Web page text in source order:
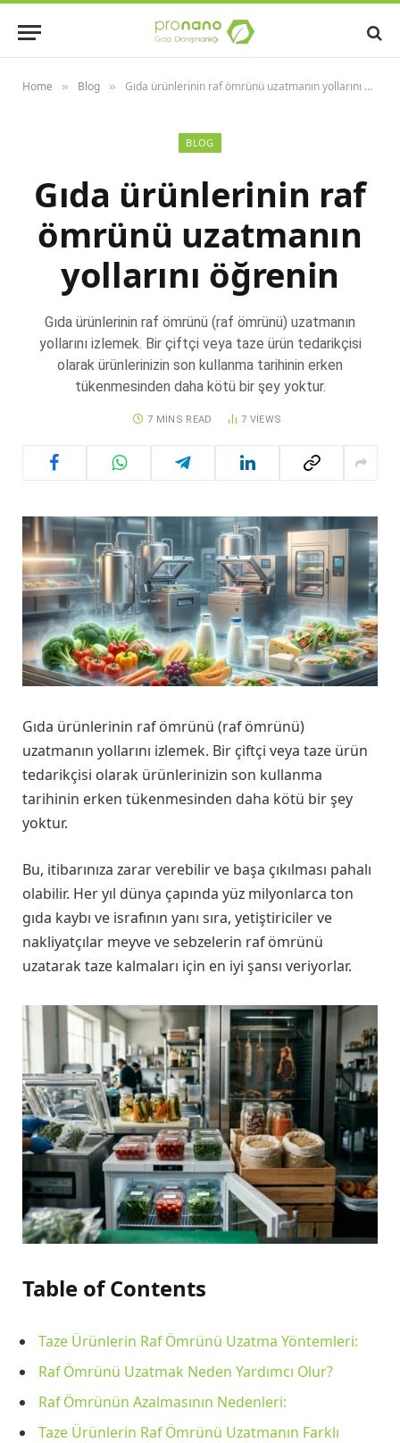
Home » Blog » Gıda ürünlerinin raf ömrünü uzatmanın yollarını öğrenin
BLOG
Gıda ürünlerinin raf
ömrünü uzatmanın
yollarını öğrenin
Gıda ürünlerinin raf ömrünü (raf ömrünü) uzatmanın
yollarını izlemek. Bir çiftçi veya taze ürün tedarikçisi
olarak ürünlerinizin son kullanma tarihinin erken
tükenmesinden daha kötü bir şey yoktur.
7 MINS READ 7 VIEWS
Gıda ürünlerinin raf ömrünü (raf ömrünü)
uzatmanın yollarını izlemek. Bir çiftçi veya taze ürün
tedarikçisi olarak ürünlerinizin son kullanma
tarihinin erken tükenmesinden daha kötü bir şey
yoktur.
Bu, itibarınıza zarar verebilir ve başa çıkılması pahalı
olabilir. Her yıl dünya çapında yüz milyonlarca ton
gıda kaybı ve israfının yanı sıra, yetiştiriciler ve
nakliyatçılar meyve ve sebzelerin raf ömrünü
uzatarak taze kalmaları için en iyi şansı veriyorlar.
Table of Contents
Taze Ürünlerin Raf Ömrünü Uzatma Yöntemleri:
Raf Ömrünü Uzatmak Neden Yardımcı Olur?
Raf Ömrünün Azalmasının Nedenleri:
Taze Ürünlerin Raf Ömrünü Uzatmanın Farklı